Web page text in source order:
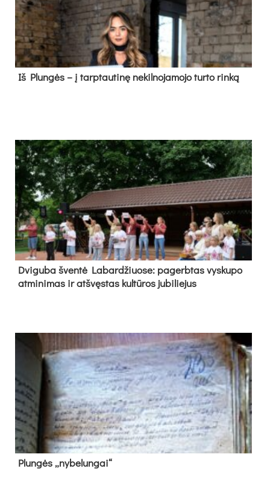
Iš Plungės – į tarptautinę nekilnojamojo turto rinką
Dvi­gu­ba šven­tė La­bar­džiuo­se: pa­gerb­tas vys­ku­po
at­mi­ni­mas ir at­švęs­tas kul­tū­ros ju­bi­lie­jus
Plun­gės „ny­be­lun­gai“